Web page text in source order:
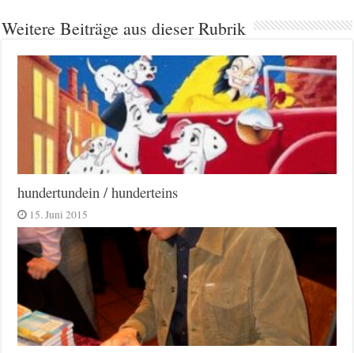
Weitere Beiträge aus dieser Rubrik
hundertundein / hunderteins
15. Juni 2015